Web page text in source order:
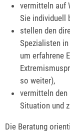
vermitteln auf
Sie individuell
stellen den
Spezialisten
um erfahrene
so weiter),
vermitteln den
Situation und
Die Beratung